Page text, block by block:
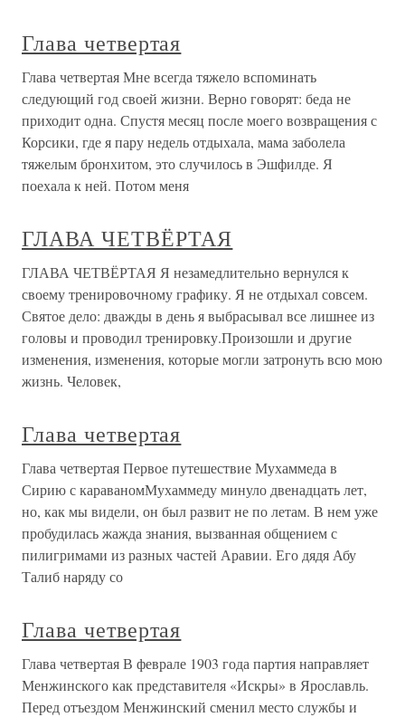
Глава четвертая
Глава четвертая Мне всегда тяжело вспоминать
следующий год своей жизни. Верно говорят: беда не
приходит одна. Спустя месяц после моего возвращения с
Корсики, где я пару недель отдыхала, мама заболела
тяжелым бронхитом, это случилось в Эшфилде. Я
поехала к ней. Потом меня
ГЛАВА ЧЕТВЁРТАЯ
ГЛАВА ЧЕТВЁРТАЯ Я незамедлительно вернулся к
своему тренировочному графику. Я не отдыхал совсем.
Святое дело: дважды в день я выбрасывал все лишнее из
головы и проводил тренировку.Произошли и другие
изменения, изменения, которые могли затронуть всю мою
жизнь. Человек,
Глава четвертая
Глава четвертая Первое путешествие Мухаммеда в
Сирию с караваномМухаммеду минуло двенадцать лет,
но, как мы видели, он был развит не по летам. В нем уже
пробудилась жажда знания, вызванная общением с
пилигримами из разных частей Аравии. Его дядя Абу
Талиб наряду со
Глава четвертая
Глава четвертая В феврале 1903 года партия направляет
Менжинского как представителя «Искры» в Ярославль.
Перед отъездом Менжинский сменил место службы и